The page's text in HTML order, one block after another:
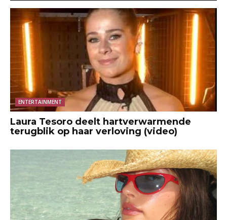
ENTERTAINMENT
Laura Tesoro deelt hartverwarmende
terugblik op haar verloving (video)